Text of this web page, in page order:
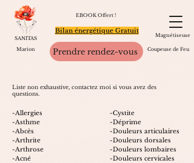
SANITAS
EBOOK Offert !
Magnétiseuse
Bilan énergétique Gratuit
Marion Coupeuse de Feu
Prendre rendez-vous
Liste non exhaustive, contactez moi si vous avez des
questions.
-Allergies
-Asthme
-Abcès
-Arthrite
-Arthrose
-Acné
-Cystite
-Déprime
-Douleurs articulaires
-Douleurs dorsales
-Douleurs lombaires
-Douleurs cervicales